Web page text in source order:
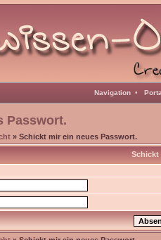
Navigation •
Passwort.
» Schickt mir ein neues Passwort.
Schickt